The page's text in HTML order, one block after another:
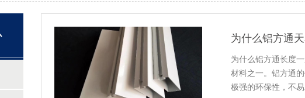
为什么铝方通
为什么铝方通长度
材料之一。铝方通
极强的环保性，不